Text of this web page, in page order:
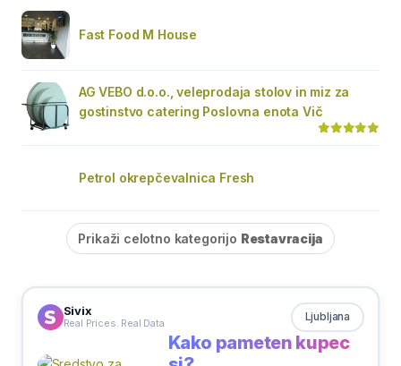
Fast Food M House
AG VEBO d.o.o., veleprodaja stolov in miz za
gostinstvo catering Poslovna enota Vič
Petrol okrepčevalnica Fresh
Prikaži celotno kategorijo Restavracija
Sivix
Real Prices. Real Data Ljubljana
Kako pameten kupec